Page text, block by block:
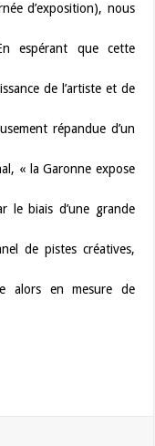
d’exposition), nous
espérant que cette
de l’artiste et de
répandue d’un
« la Garonne expose
le biais d’une grande
de pistes créatives,
alors en mesure de